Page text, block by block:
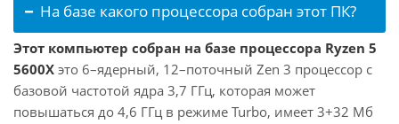
На базе какого процессора собран этот ПК?
Этот компьютер собран на базе процессора Ryzen 5
5600X это 6–ядерный, 12–поточный Zen 3 процессор с
базовой частотой ядра 3,7 ГГц, которая может
повышаться до 4,6 ГГц в режиме Turbo, имеет 3+32 Мб